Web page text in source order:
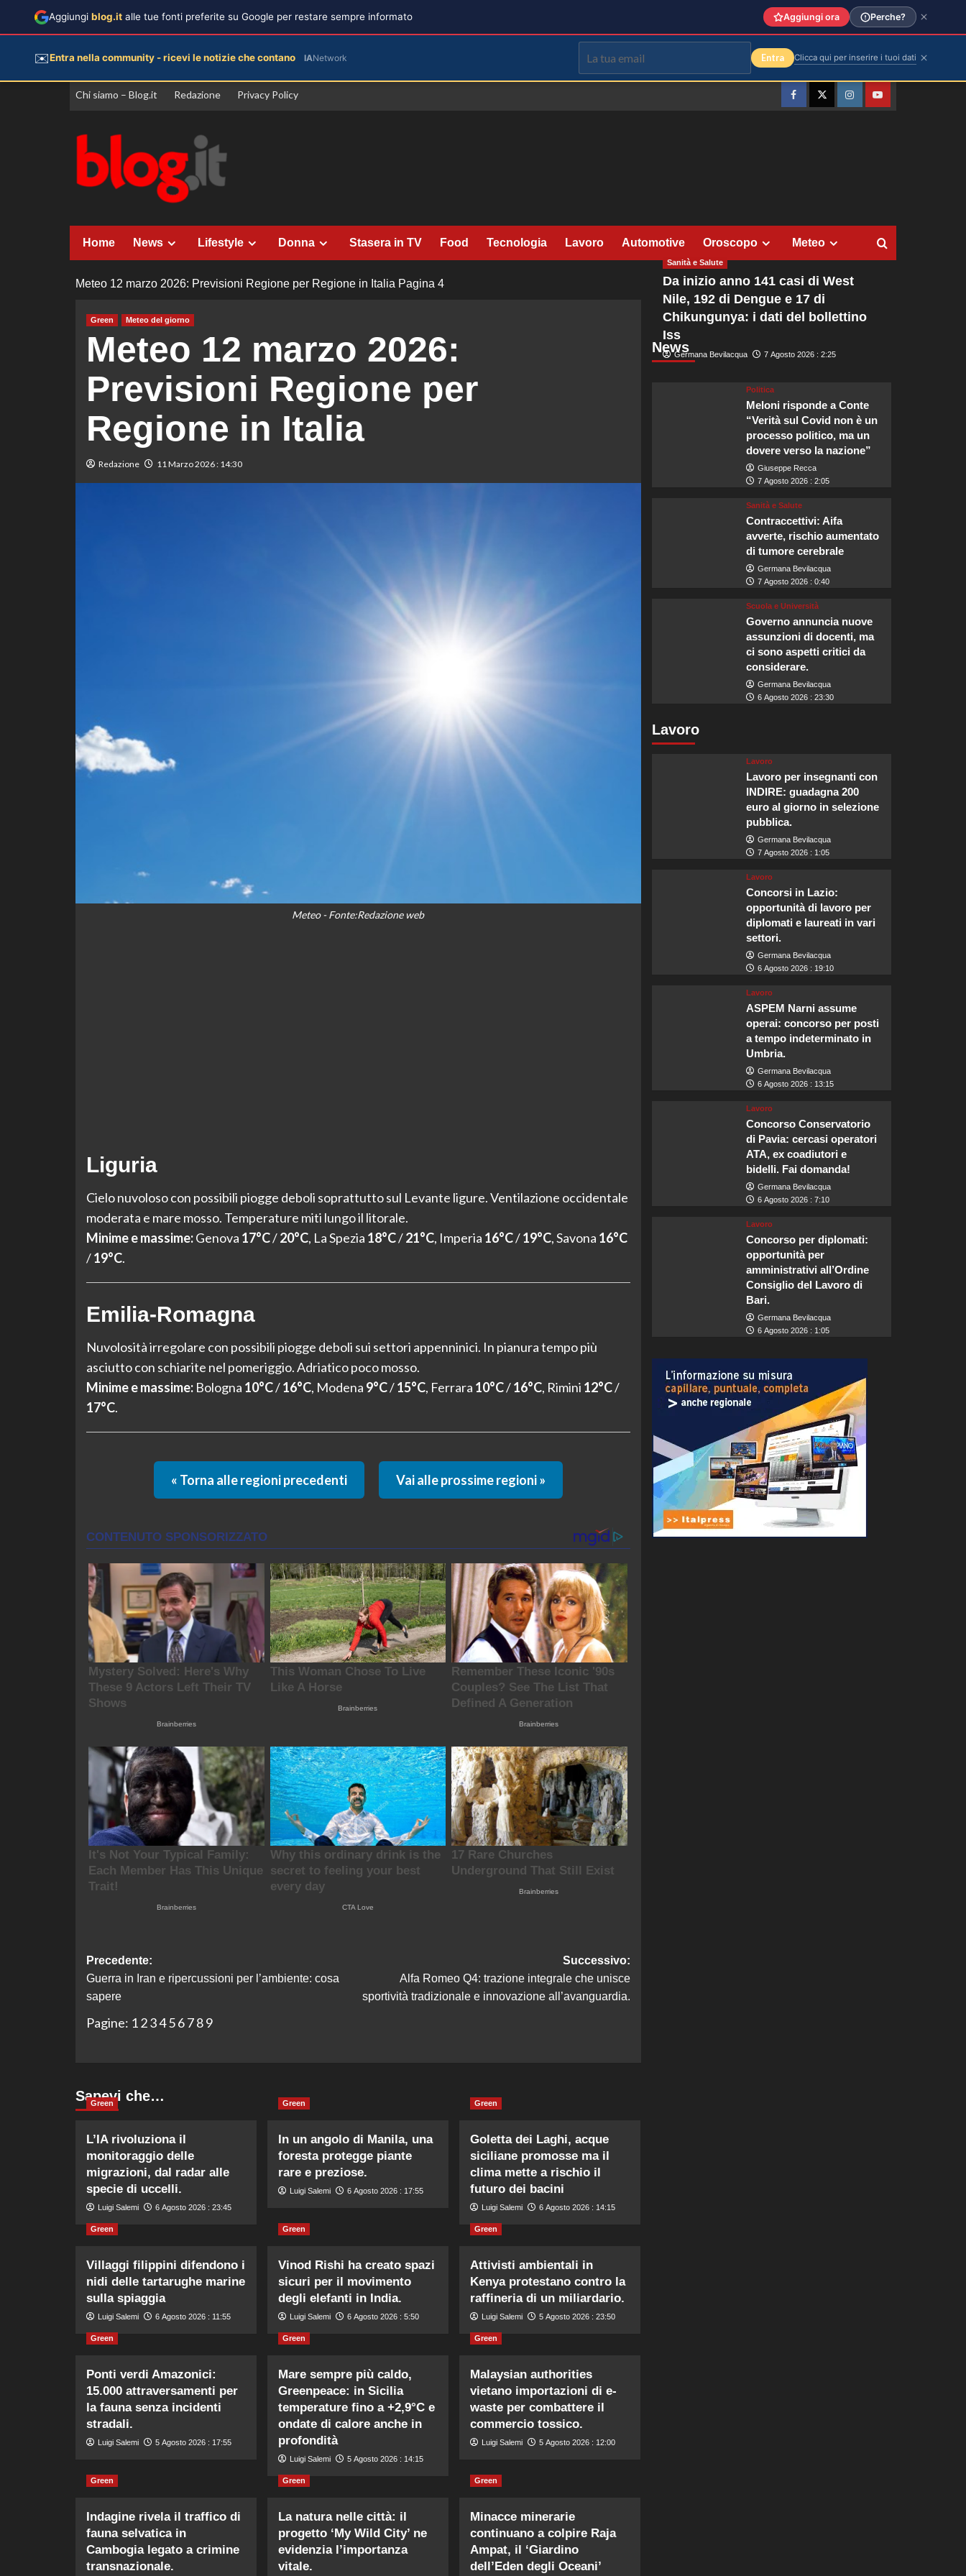
Vai
Chi siamo – Blog.it Redazione Privacy Policy
FacebookTwitterInstagramYouTube
Home News Lifestyle Donna Stasera in TV Food Tecnologia Lavoro Automotive Oroscopo Meteo
Meteo 12 marzo 2026: Previsioni Regione per Regione in Italia Pagina 4
Green Meteo del giorno
Meteo 12 marzo 2026:
Previsioni Regione per
Regione in Italia
Redazione 11 Marzo 2026 : 14:30
Meteo - Fonte:Redazione web
Liguria
Cielo nuvoloso con possibili piogge deboli soprattutto sul Levante ligure. Ventilazione occidentale
moderata e mare mosso. Temperature miti lungo il litorale.
Minime e massime:Genova 17°C/20°C, La Spezia 18°C/21°C, Imperia 16°C/19°C, Savona 16°C
/19°C.
Emilia-Romagna
Nuvolosità irregolare con possibili piogge deboli sui settori appenninici. In pianura tempo più
asciutto con schiarite nel pomeriggio. Adriatico poco mosso.
Minime e massime:Bologna 10°C/16°C, Modena 9°C/15°C, Ferrara 10°C/16°C, Rimini 12°C/
17°C.
« Torna alle regioni precedenti Vai alle prossime regioni »
Navigazione
articolo
Precedente:
Guerra in Iran e ripercussioni per l’ambiente: cosa
sapere
Successivo:
Alfa Romeo Q4: trazione integrale che unisce
sportività tradizionale e innovazione all’avanguardia.
Pagine: 1 2 34 5 6 7 8 9
Sapevi che…
Green
L’IA rivoluziona il
monitoraggio delle
migrazioni, dal radar alle
specie di uccelli.
Luigi Salemi 6 Agosto 2026 : 23:45
Green
In un angolo di Manila, una
foresta protegge piante
rare e preziose.
Luigi Salemi 6 Agosto 2026 : 17:55
Green
Goletta dei Laghi, acque
siciliane promosse ma il
clima mette a rischio il
futuro dei bacini
Luigi Salemi 6 Agosto 2026 : 14:15
Green
Villaggi filippini difendono i
nidi delle tartarughe marine
sulla spiaggia
Luigi Salemi 6 Agosto 2026 : 11:55
Green
Vinod Rishi ha creato spazi
sicuri per il movimento
degli elefanti in India.
Luigi Salemi 6 Agosto 2026 : 5:50
Green
Attivisti ambientali in
Kenya protestano contro la
raffineria di un miliardario.
Luigi Salemi 5 Agosto 2026 : 23:50
Green
Ponti verdi Amazonici:
15.000 attraversamenti per
la fauna senza incidenti
stradali.
Luigi Salemi 5 Agosto 2026 : 17:55
Green
Mare sempre più caldo,
Greenpeace: in Sicilia
temperature fino a +2,9°C e
ondate di calore anche in
profondità
Luigi Salemi 5 Agosto 2026 : 14:15
Green
Malaysian authorities
vietano importazioni di e-
waste per combattere il
commercio tossico.
Luigi Salemi 5 Agosto 2026 : 12:00
Green
Indagine rivela il traffico di
fauna selvatica in
Cambogia legato a crimine
transnazionale.
Green
La natura nelle città: il
progetto ‘My Wild City’ ne
evidenzia l’importanza
vitale.
Green
Minacce minerarie
continuano a colpire Raja
Ampat, il ‘Giardino
dell’Eden degli Oceani’
News
Sanità e Salute
Da inizio anno 141 casi di West
Nile, 192 di Dengue e 17 di
Chikungunya: i dati del bollettino
Iss
Germana Bevilacqua 7 Agosto 2026 : 2:25
Politica
Meloni risponde a Conte
“Verità sul Covid non è un
processo politico, ma un
dovere verso la nazione”
Giuseppe Recca
7 Agosto 2026 : 2:05
Sanità e Salute
Contraccettivi: Aifa
avverte, rischio aumentato
di tumore cerebrale
Germana Bevilacqua
7 Agosto 2026 : 0:40
Scuola e Università
Governo annuncia nuove
assunzioni di docenti, ma
ci sono aspetti critici da
considerare.
Germana Bevilacqua
6 Agosto 2026 : 23:30
Lavoro
Lavoro
Lavoro per insegnanti con
INDIRE: guadagna 200
euro al giorno in selezione
pubblica.
Germana Bevilacqua
7 Agosto 2026 : 1:05
Lavoro
Concorsi in Lazio:
opportunità di lavoro per
diplomati e laureati in vari
settori.
Germana Bevilacqua
6 Agosto 2026 : 19:10
Lavoro
ASPEM Narni assume
operai: concorso per posti
a tempo indeterminato in
Umbria.
Germana Bevilacqua
6 Agosto 2026 : 13:15
Lavoro
Concorso Conservatorio
di Pavia: cercasi operatori
ATA, ex coadiutori e
bidelli. Fai domanda!
Germana Bevilacqua
6 Agosto 2026 : 7:10
Lavoro
Concorso per diplomati:
opportunità per
amministrativi all’Ordine
Consiglio del Lavoro di
Bari.
Germana Bevilacqua
6 Agosto 2026 : 1:05
Aggiungi blog.it alle tue fonti preferite su Google per restare sempre informato Aggiungi ora Perche?
✉️Entra nella community - ricevi le notizie che contano IANetwork Entra Clicca qui per inserire i tuoi dati